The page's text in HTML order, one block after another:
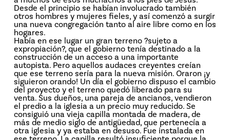
Desde el principio se habían involucrado también
otros hombres y mujeres fieles, y así comenzó a surgir
una nueva congregación tanto al aire libre como en los
hogares.
Había en ese lugar un gran terreno ?sujeto a
expropiación?, que el gobierno tenía destinado a la
construcción de un acceso a una importante
autopista. Pero aquellos audaces creyentes creían
que ese terreno sería para la nueva misión. Oraron ¡y
siguieron orando! Un día el gobierno dispuso el cambio
del proyecto y el terreno quedó liberado para su
venta. Sus dueños, una pareja de ancianos, vendieron
el predio a la iglesia a un precio muy reducido. Se
consiguió una vieja capilla montada de madera, de
más de medio siglo de antigüedad, que pertenecía a
otra iglesia y ya estaba en desuso. Fue instalada en